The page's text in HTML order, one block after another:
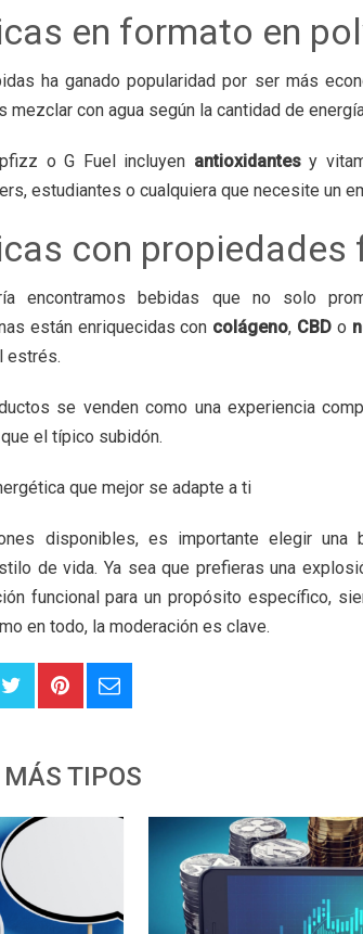
en formato en
ha ganado popularidad por ser más
mezclar con agua según la cantidad de
o G Fuel incluyen antioxidantesy
estudiantes o cualquiera que necesite un
con propiedades
encontramos bebidas que no solo
están enriquecidas con colágeno, CBD o
estrés.
se venden como una experiencia
el típico subidón.
que mejor se adapte a ti
disponibles, es importante elegir
de vida. Ya sea que prefieras una
funcional para un propósito específico,
en todo, la moderación es clave.
MÁS TIPOS